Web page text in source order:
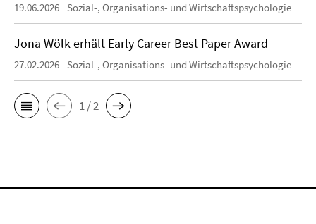
19.06.2026 Sozial-, Organisations- und Wirtschaftspsychologie
Jona Wölk erhält Early Career Best Paper Award
27.02.2026 Sozial-, Organisations- und Wirtschaftspsychologie
1 / 2